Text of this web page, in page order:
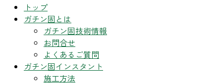
トップ
ガチン固とは
ガチン固技術情報
お問合せ
よくあるご質問
ガチン固インスタント
施工方法